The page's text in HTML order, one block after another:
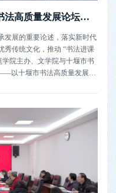
墨润武当 支点赋能——十堰市书法高质量发展论坛在我校成功举办
发展的重要论述，落实新时代
秀传统文化，推动 “书法进课
学院主办、文学院与十堰市书
以十堰市书法高质量发展助
法事业高质量发展路径，彰显